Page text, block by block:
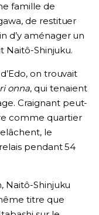
famille de
de restituer
d’y aménager un
Naitô-Shinjuku.
on trouvait
onna, qui tenaient
Craignant peut-
comme quartier
le
pendant 54
Naitô-Shinjuku
titre que